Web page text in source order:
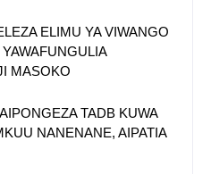
ELIMU YA VIWANGO
MASOKO
TADB KUWA
NANENANE, AIPATIA